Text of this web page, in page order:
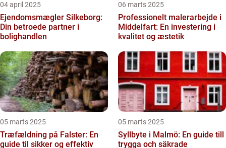
04 april 2025
Ejendomsmægler Silkeborg:
Din betroede partner i
bolighandlen
06 marts 2025
Professionelt malerarbejde i
Middelfart: En investering i
kvalitet og æstetik
05 marts 2025
Træfældning på Falster: En
guide til sikker og effektiv
05 marts 2025
Syllbyte i Malmö: En guide till
trygga och säkrade